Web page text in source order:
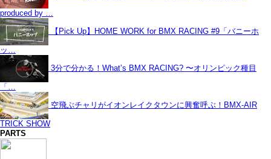
produced by …
【Pick Up】HOME WORK for BMX RACING #9「バニーホ
ッ…
3分で分かる！What’s BMX RACING? 〜オリンピック種目
「…
空飛ぶチャリがイオンレイクタウンに興奮呼ぶ！BMX-AIR
TRICK SHOW
PARTS